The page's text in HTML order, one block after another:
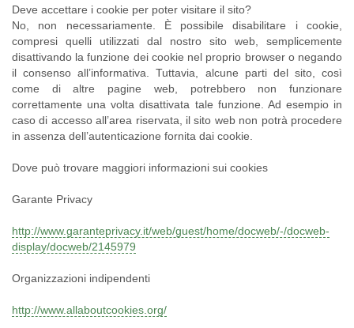
Deve accettare i cookie per poter visitare il sito?
No, non necessariamente. È possibile disabilitare i cookie,
compresi quelli utilizzati dal nostro sito web, semplicemente
disattivando la funzione dei cookie nel proprio browser o negando
il consenso all’informativa. Tuttavia, alcune parti del sito, così
come di altre pagine web, potrebbero non funzionare
correttamente una volta disattivata tale funzione. Ad esempio in
caso di accesso all’area riservata, il sito web non potrà procedere
in assenza dell’autenticazione fornita dai cookie.
Dove può trovare maggiori informazioni sui cookies
Garante Privacy
http://www.garanteprivacy.it/web/guest/home/docweb/-/docweb-
display/docweb/2145979
Organizzazioni indipendenti
http://www.allaboutcookies.org/